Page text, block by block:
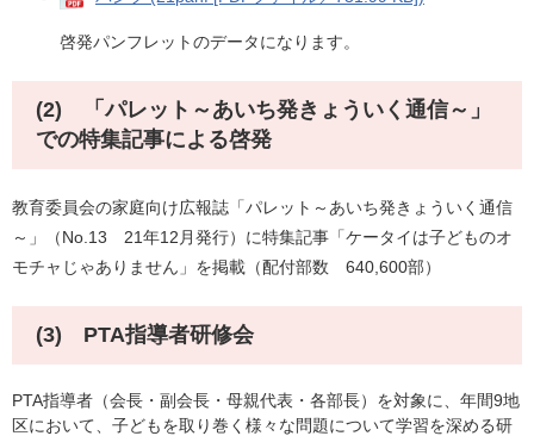
啓発パンフレットのデータになります。
(2) 「パレット～あいち発きょういく通信～」
での特集記事による啓発
教育委員会の家庭向け広報誌「パレット～あいち発きょういく通信
～」（No.13 21年12月発行）に特集記事「ケータイは子どものオ
モチャじゃありません」を掲載（配付部数 640,600部）
(3) PTA指導者研修会
PTA指導者（会長・副会長・母親代表・各部長）を対象に、年間9地
区において、子どもを取り巻く様々な問題について学習を深める研